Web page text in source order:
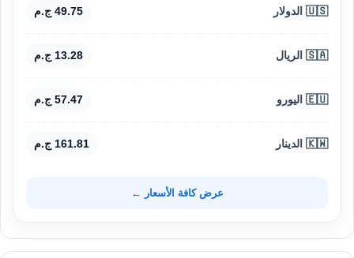
🇺🇸 الدولار 49.75 ج.م
🇸🇦 الريال 13.28 ج.م
🇪🇺 اليورو 57.47 ج.م
🇰🇼 الدينار 161.81 ج.م
عرض كافة الأسعار ←